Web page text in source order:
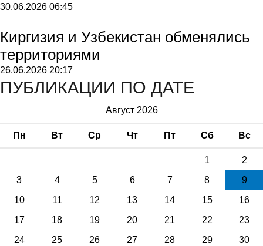
30.06.2026 06:45
Киргизия и Узбекистан обменялись
территориями
26.06.2026 20:17
ПУБЛИКАЦИИ ПО ДАТЕ
Август 2026
Пн Вт Ср Чт Пт Сб Вс
1
2
3
4 5 6 7 8
9
10
11 12 13 14 15
16
17
18 19 20 21 22
23
24
25 26 27 28 29 30